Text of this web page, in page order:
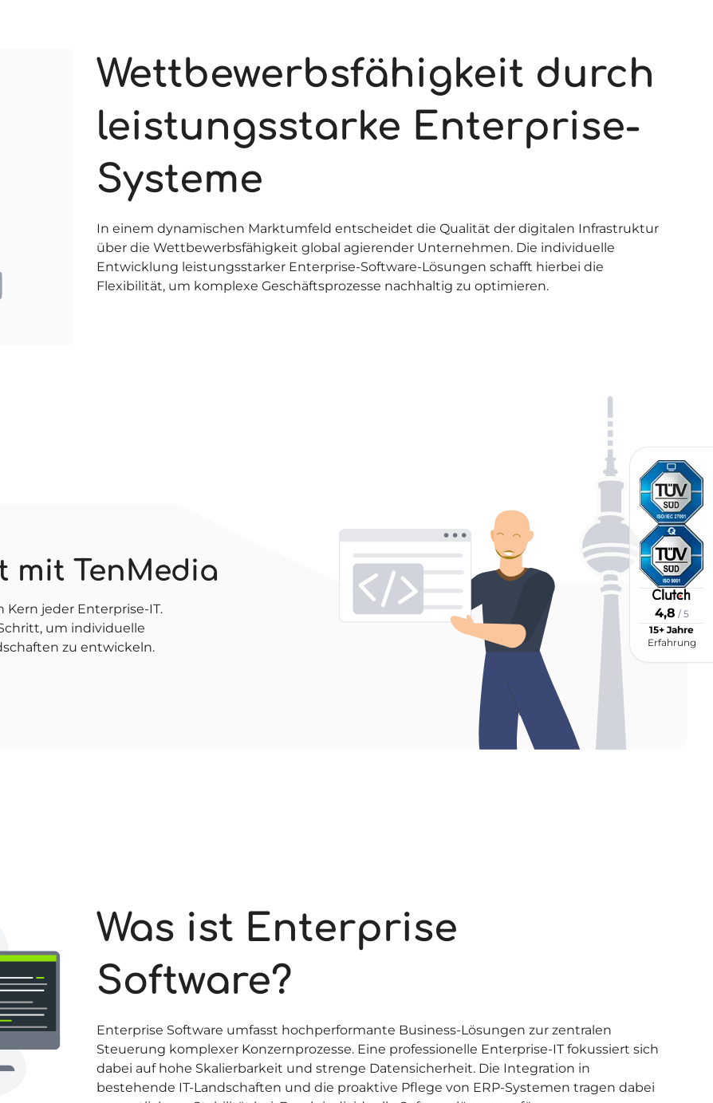
4,8 / 5
15+ Jahre
Erfahrung
Wettbewerbsfähigkeit durch
leistungsstarke Enterprise-
Systeme
In einem dynamischen Marktumfeld entscheidet die Qualität der digitalen Infrastruktur
über die Wettbewerbsfähigkeit global agierender Unternehmen. Die individuelle
Entwicklung leistungsstarker Enterprise-Software-Lösungen schafft hierbei die
Flexibilität, um komplexe Geschäftsprozesse nachhaltig zu optimieren.
mit TenMedia
jeder Enterprise-IT.
um individuelle
zu entwickeln.
Was ist Enterprise
Software?
Enterprise Software umfasst hochperformante Business-Lösungen zur zentralen
Steuerung komplexer Konzernprozesse. Eine professionelle Enterprise-IT fokussiert sich
dabei auf hohe Skalierbarkeit und strenge Datensicherheit. Die Integration in
bestehende IT-Landschaften und die proaktive Pflege von ERP-Systemen tragen dabei